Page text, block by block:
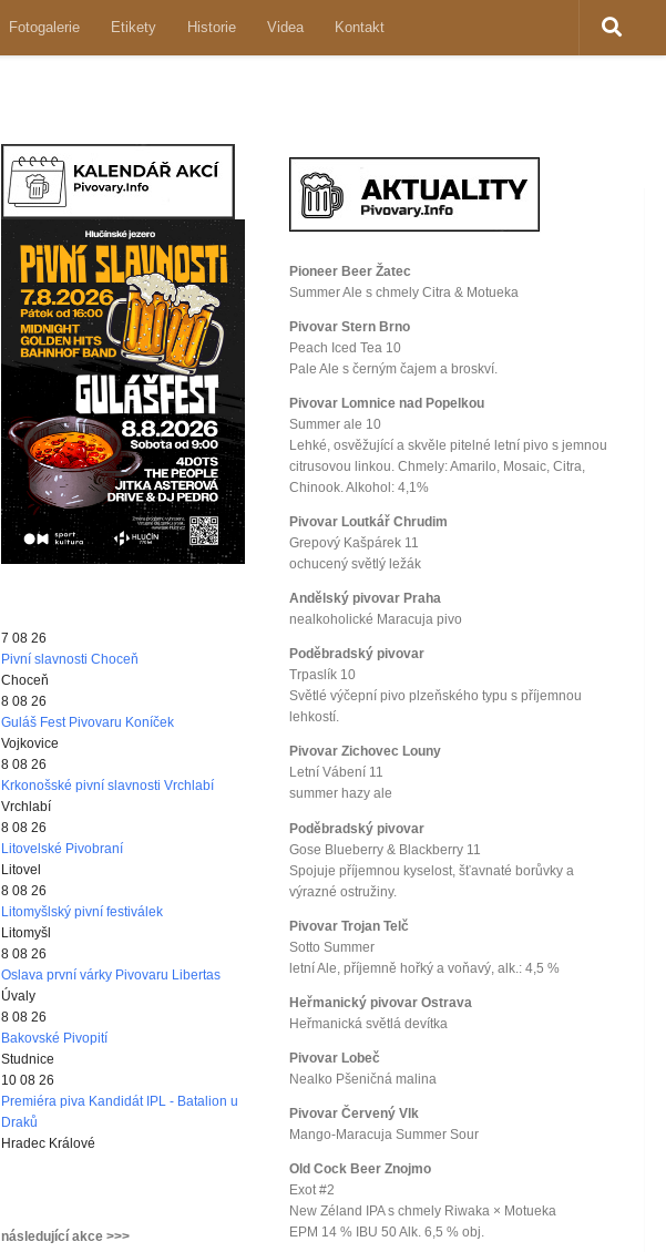
Fotogalerie Etikety Historie Videa Kontakt
Pioneer Beer Žatec
Summer Ale s chmely Citra & Motueka
Pivovar Stern Brno
Peach Iced Tea 10
Pale Ale s černým čajem a broskví.
Pivovar Lomnice nad Popelkou
Summer ale 10
Lehké, osvěžující a skvěle pitelné letní pivo s jemnou
citrusovou linkou. Chmely: Amarilo, Mosaic, Citra,
Chinook. Alkohol: 4,1%
Pivovar Loutkář Chrudim
Grepový Kašpárek 11
ochucený světlý ležák
Andělský pivovar Praha
nealkoholické Maracuja pivo
Poděbradský pivovar
Trpaslík 10
Světlé výčepní pivo plzeňského typu s příjemnou
lehkostí.
Pivovar Zichovec Louny
Letní Vábení 11
summer hazy ale
Poděbradský pivovar
Gose Blueberry & Blackberry 11
Spojuje příjemnou kyselost, šťavnaté borůvky a
výrazné ostružiny.
Pivovar Trojan Telč
Sotto Summer
letní Ale, příjemně hořký a voňavý, alk.: 4,5 %
Heřmanický pivovar Ostrava
Heřmanická světlá devítka
Pivovar Lobeč
Nealko Pšeničná malina
Pivovar Červený Vlk
Mango-Maracuja Summer Sour
Old Cock Beer Znojmo
Exot #2
New Zéland IPA s chmely Riwaka × Motueka
EPM 14 % IBU 50 Alk. 6,5 % obj.
7 08 26
Pivní slavnosti Choceň
Choceň
8 08 26
Guláš Fest Pivovaru Koníček
Vojkovice
8 08 26
Krkonošské pivní slavnosti Vrchlabí
Vrchlabí
8 08 26
Litovelské Pivobraní
Litovel
8 08 26
Litomyšlský pivní festiválek
Litomyšl
8 08 26
Oslava první várky Pivovaru Libertas
Úvaly
8 08 26
Bakovské Pivopití
Studnice
10 08 26
Premiéra piva Kandidát IPL - Batalion u
Draků
Hradec Králové
následující akce >>>